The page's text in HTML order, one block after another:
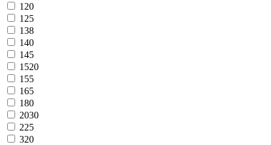
120
125
138
140
145
1520
155
165
180
2030
225
320